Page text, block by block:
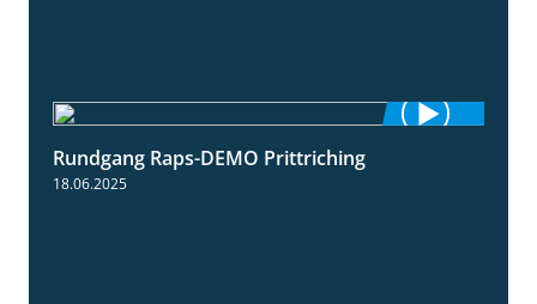
Rundgang Raps-DEMO Prittriching
18.06.2025